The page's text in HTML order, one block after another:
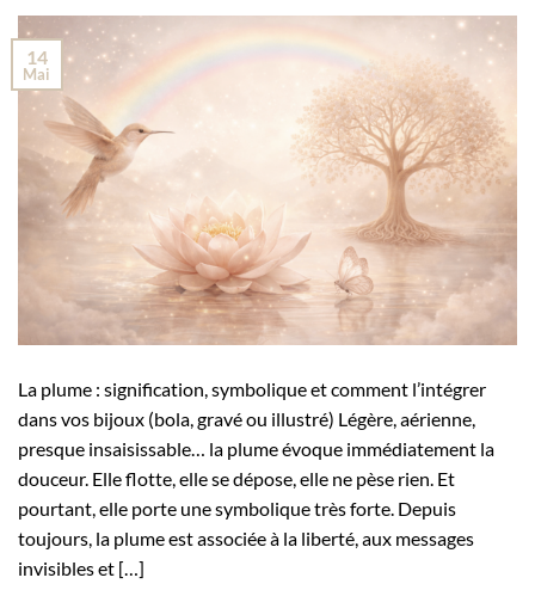
14
Mai
La plume : signification, symbolique et comment l’intégrer
dans vos bijoux (bola, gravé ou illustré) Légère, aérienne,
presque insaisissable… la plume évoque immédiatement la
douceur. Elle flotte, elle se dépose, elle ne pèse rien. Et
pourtant, elle porte une symbolique très forte. Depuis
toujours, la plume est associée à la liberté, aux messages
invisibles et […]